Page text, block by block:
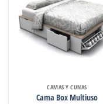
CAMAS Y CUNAS
Cama Box Multiuso